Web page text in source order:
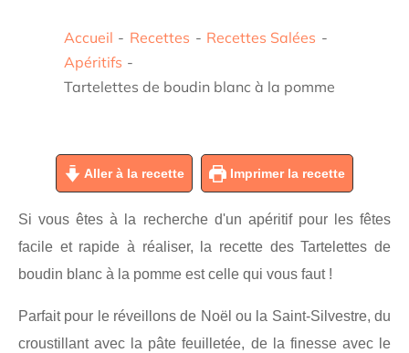
Accueil - Recettes - Recettes Salées -
Apéritifs -
Tartelettes de boudin blanc à la pomme
Aller à la recette Imprimer la recette
Si vous êtes à la recherche d'un apéritif pour les fêtes
facile et rapide à réaliser, la recette des Tartelettes de
boudin blanc à la pomme est celle qui vous faut !
Parfait pour le réveillons de Noël ou la Saint-Silvestre, du
croustillant avec la pâte feuilletée, de la finesse avec le